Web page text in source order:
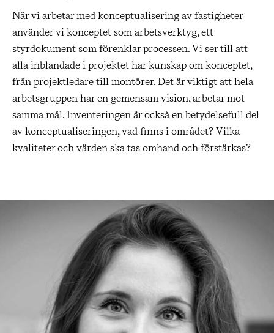
När vi arbetar med konceptualisering av fastigheter
använder vi konceptet som arbetsverktyg, ett
styrdokument som förenklar processen. Vi ser till att
alla inblandade i projektet har kunskap om konceptet,
från projektledare till montörer. Det är viktigt att hela
arbetsgruppen har en gemensam vision, arbetar mot
samma mål. Inventeringen är också en betydelsefull del
av konceptualiseringen, vad finns i området? Vilka
kvaliteter och värden ska tas omhand och förstärkas?